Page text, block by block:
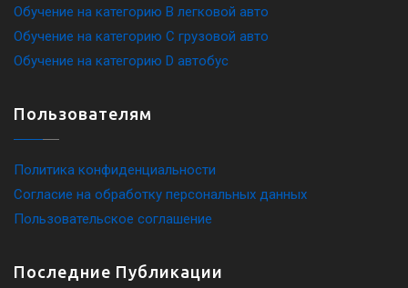
Обучение на категорию B легковой авто
Обучение на категорию C грузовой авто
Обучение на категорию D автобус
Пользователям
Политика конфиденциальности
Согласие на обработку персональных данных
Пользовательское соглашение
Последние Публикации